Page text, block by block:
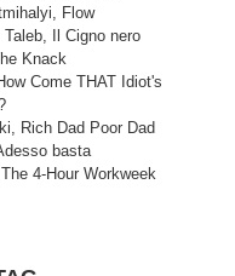
Flow
Il Cigno nero
Knack
Come THAT Idiot's
Rich Dad Poor Dad
basta
4-Hour Workweek